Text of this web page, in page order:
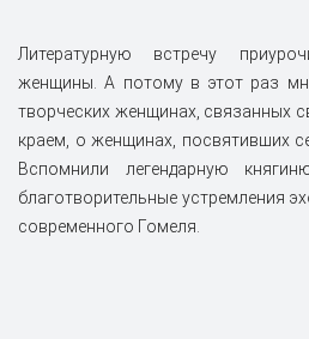
Литературную встречу
женщины. А потому в этот раз
творческих женщинах, связанных
краем, о женщинах, посвятивших
Вспомнили легендарную
благотворительные устремления
современного Гомеля.